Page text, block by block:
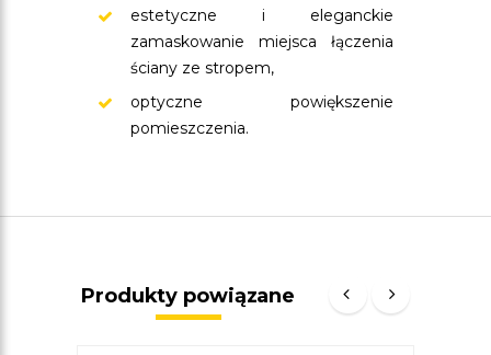
estetyczne i eleganckie
zamaskowanie miejsca łączenia
ściany ze stropem,
optyczne powiększenie
pomieszczenia.
Produkty powiązane